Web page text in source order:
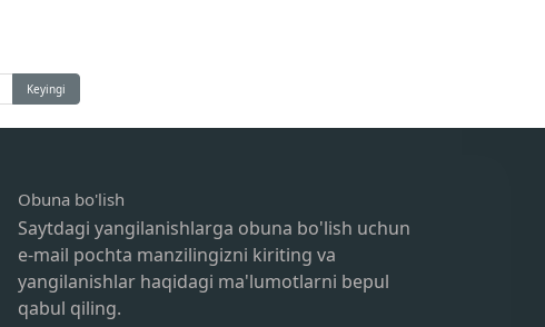
Keyingi
Obuna bo'lish
Saytdagi yangilanishlarga obuna bo'lish uchun
e-mail pochta manzilingizni kiriting va
yangilanishlar haqidagi ma'lumotlarni bepul
qabul qiling.